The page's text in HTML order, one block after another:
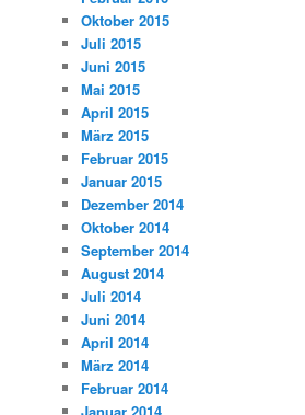
Oktober 2015
Juli 2015
Juni 2015
Mai 2015
April 2015
März 2015
Februar 2015
Januar 2015
Dezember 2014
Oktober 2014
September 2014
August 2014
Juli 2014
Juni 2014
April 2014
März 2014
Februar 2014